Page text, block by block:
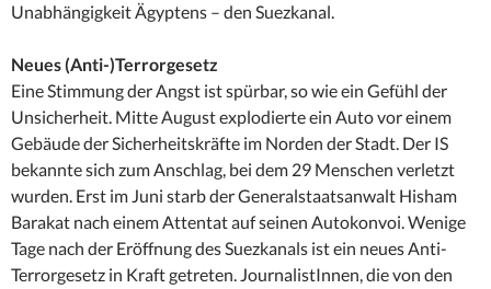
Unabhängigkeit Ägyptens – den Suezkanal.
Neues (Anti-)Terrorgesetz
Eine Stimmung der Angst ist spürbar, so wie ein Gefühl der
Unsicherheit. Mitte August explodierte ein Auto vor einem
Gebäude der Sicherheitskräfte im Norden der Stadt. Der IS
bekannte sich zum Anschlag, bei dem 29 Menschen verletzt
wurden. Erst im Juni starb der Generalstaatsanwalt Hisham
Barakat nach einem Attentat auf seinen Autokonvoi. Wenige
Tage nach der Eröffnung des Suezkanals ist ein neues Anti-
Terrorgesetz in Kraft getreten. JournalistInnen, die von den